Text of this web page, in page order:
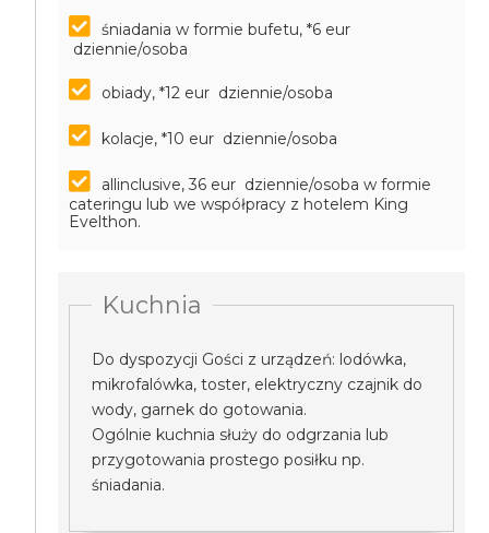
śniadania w formie bufetu, *6 eur
dziennie/osoba
obiady, *12 eur dziennie/osoba
kolacje, *10 eur dziennie/osoba
allinclusive, 36 eur dziennie/osoba w formie
cateringu lub we współpracy z hotelem King
Evelthon.
Kuchnia
Do dyspozycji Gości z urządzeń: lodówka,
mikrofalówka, toster, elektryczny czajnik do
wody, garnek do gotowania.
Ogólnie kuchnia służy do odgrzania lub
przygotowania prostego posiłku np.
śniadania.